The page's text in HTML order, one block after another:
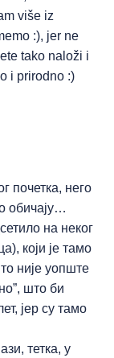
više iz
:), jer ne
tako naloži i
i prirodno :)
почетка, него
обичају…
на неког
који је тамо
није уопште
што би
јер су тамо
тетка, у